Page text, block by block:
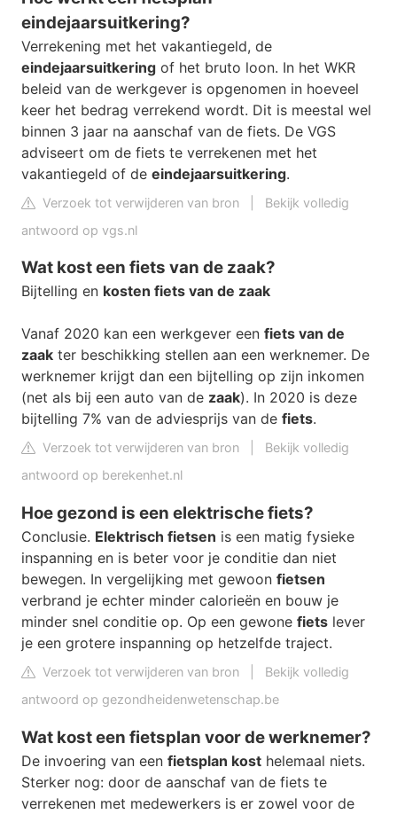
eindejaarsuitkering?
Verrekening met het vakantiegeld, de
eindejaarsuitkering of het bruto loon. In het WKR
beleid van de werkgever is opgenomen in hoeveel
keer het bedrag verrekend wordt. Dit is meestal wel
binnen 3 jaar na aanschaf van de fiets. De VGS
adviseert om de fiets te verrekenen met het
vakantiegeld of de eindejaarsuitkering.
Verzoek tot verwijderen van bron
Bekijk volledig
antwoord op vgs.nl
Wat kost een fiets van de zaak?
Bijtelling en kosten fiets van de zaak
Vanaf 2020 kan een werkgever een fiets van de
zaak ter beschikking stellen aan een werknemer. De
werknemer krijgt dan een bijtelling op zijn inkomen
(net als bij een auto van de zaak). In 2020 is deze
bijtelling 7% van de adviesprijs van de fiets.
Verzoek tot verwijderen van bron
Bekijk volledig
antwoord op berekenhet.nl
Hoe gezond is een elektrische fiets?
Conclusie. Elektrisch fietsen is een matig fysieke
inspanning en is beter voor je conditie dan niet
bewegen. In vergelijking met gewoon fietsen
verbrand je echter minder calorieën en bouw je
minder snel conditie op. Op een gewone fiets lever
je een grotere inspanning op hetzelfde traject.
Verzoek tot verwijderen van bron
Bekijk volledig
antwoord op gezondheidenwetenschap.be
Wat kost een fietsplan voor de werknemer?
De invoering van een fietsplan kost helemaal niets.
Sterker nog: door de aanschaf van de fiets te
verrekenen met medewerkers is er zowel voor de